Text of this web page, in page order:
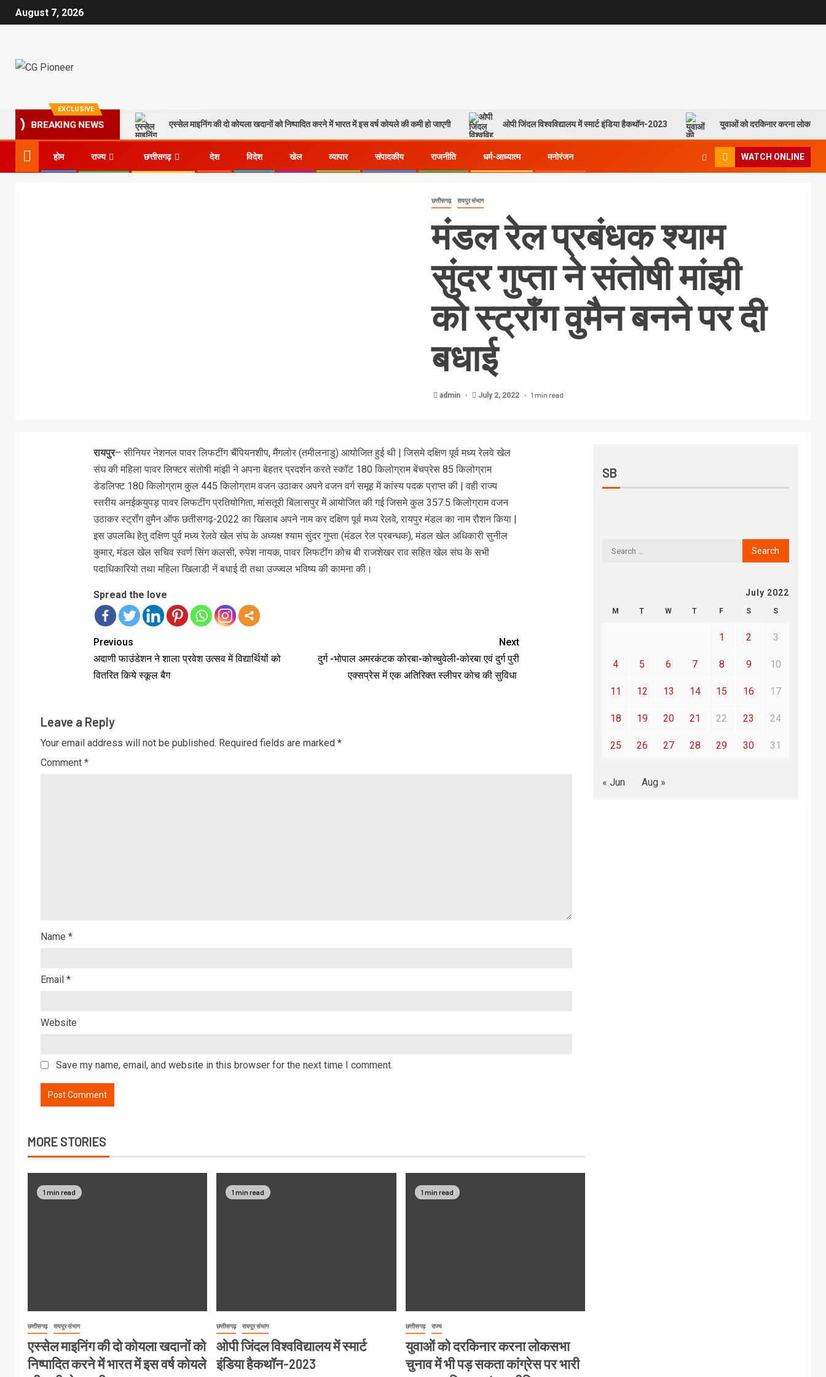
August 7, 2026
EXCLUSIVE
BREAKING NEWS एस्सेल माइनिंग की दो कोयला खदानों को निष्पादित करने में भारत में इस वर्ष कोयले की कमी हो जाएगी ओपी जिंदल विश्वविद्यालय में स्मार्ट इंडिया हैकथॉन-2023 युवाओं को दरकिनार करना लोकसभा
होम राज्य छत्तीसगढ़ देश विदेश खेल व्यापार संपादकीय राजनीति धर्म-आध्यात्म मनोरंजन WATCH ONLINE
छत्तीसगढ़ रायपुर संभाग
मंडल रेल प्रबंधक श्याम
सुंदर गुप्ता ने संतोषी मांझी
को स्ट्रॉंग वुमैन बनने पर दी
बधाई
admin July 2, 2022 1 min read
रायपुर– सीनियर नेशनल पावर लिफटींग चैंपियनशीप, मैंगलोर (तमीलनाडु) आयोजित हुई थी | जिसमे दक्षिण पूर्व मध्य रेलवे खेल
संघ की महिला पावर लिफ्टर संतोषी मांझी ने अपना बेहतर प्रदर्शन करते स्कॉट 180 किलोग्राम बेंचप्रेस 85 किलोग्राम
डेडलिफ्ट 180 किलोग्राम कुल 445 किलोग्राम वजन उठाकर अपने वजन वर्ग समूह में कांस्य पदक प्राप्त की | वही राज्य
स्तरीय अनईकयुपड़ पावर लिफटींग प्रतियोगिता, मांसतूरी बिलासपुर में आयोजित की गई जिसमे कुल 357.5 किलोग्राम वजन
उठाकर स्ट्रॉंग वुमैन ऑफ छतीसगढ़-2022 का खिलाब अपने नाम कर दक्षिण पूर्व मध्य रेलवे, रायपुर मंडल का नाम रौशन किया |
इस उपलब्धि हेतु दक्षिण पुर्व मध्य रेलवे खेल संघ के अध्यक्ष श्याम सुंदर गुप्ता (मंडल रेल प्रबन्धक), मंडल खेल अधिकारी सुनील
कुमार, मंडल खेल सचिव स्वर्ण सिंग कलसी, रुपेश नायक, पावर लिफटींग कोच बी राजशेखर राव सहित खेल संघ के सभी
पदाधिकारियो तथा महिला खिलाडी नें बधाई दी तथा उज्ज्वल भविष्य की कामना की।
Spread the love
Previous
अदाणी फाउंडेशन ने शाला प्रवेश उत्सव में विद्यार्थियों को
वितरित किये स्कूल बैग
Next
दुर्ग -भोपाल अमरकंटक कोरबा-कोच्चुवेली-कोरबा एवं दुर्ग पुरी
एक्सप्रेस में एक अतिरिक्त स्लीपर कोच की सुविधा
Leave a Reply
Your email address will not be published. Required fields are marked *
Comment *
Name *
Email *
Website
Save my name, email, and website in this browser for the next time I comment.
MORE STORIES
1 min read
छत्तीसगढ़ रायपुर संभाग
एस्सेल माइनिंग की दो कोयला खदानों को
निष्पादित करने में भारत में इस वर्ष कोयले
1 min read
छत्तीसगढ़ रायपुर संभाग
ओपी जिंदल विश्वविद्यालय में स्मार्ट
इंडिया हैकथॉन-2023
1 min read
छत्तीसगढ़ राज्य
युवाओं को दरकिनार करना लोकसभा
चुनाव में भी पड़ सकता कांग्रेस पर भारी
SB
July 2022
M T W T F S S
1 2 3
4 5 6 7 8 9 10
11 12 13 14 15 16 17
18 19 20 21 22 23 24
25 26 27 28 29 30 31
« Jun Aug »